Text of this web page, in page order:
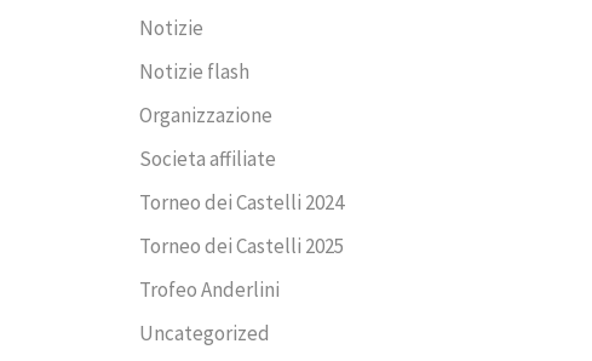
Notizie
Notizie flash
Organizzazione
Societa affiliate
Torneo dei Castelli 2024
Torneo dei Castelli 2025
Trofeo Anderlini
Uncategorized